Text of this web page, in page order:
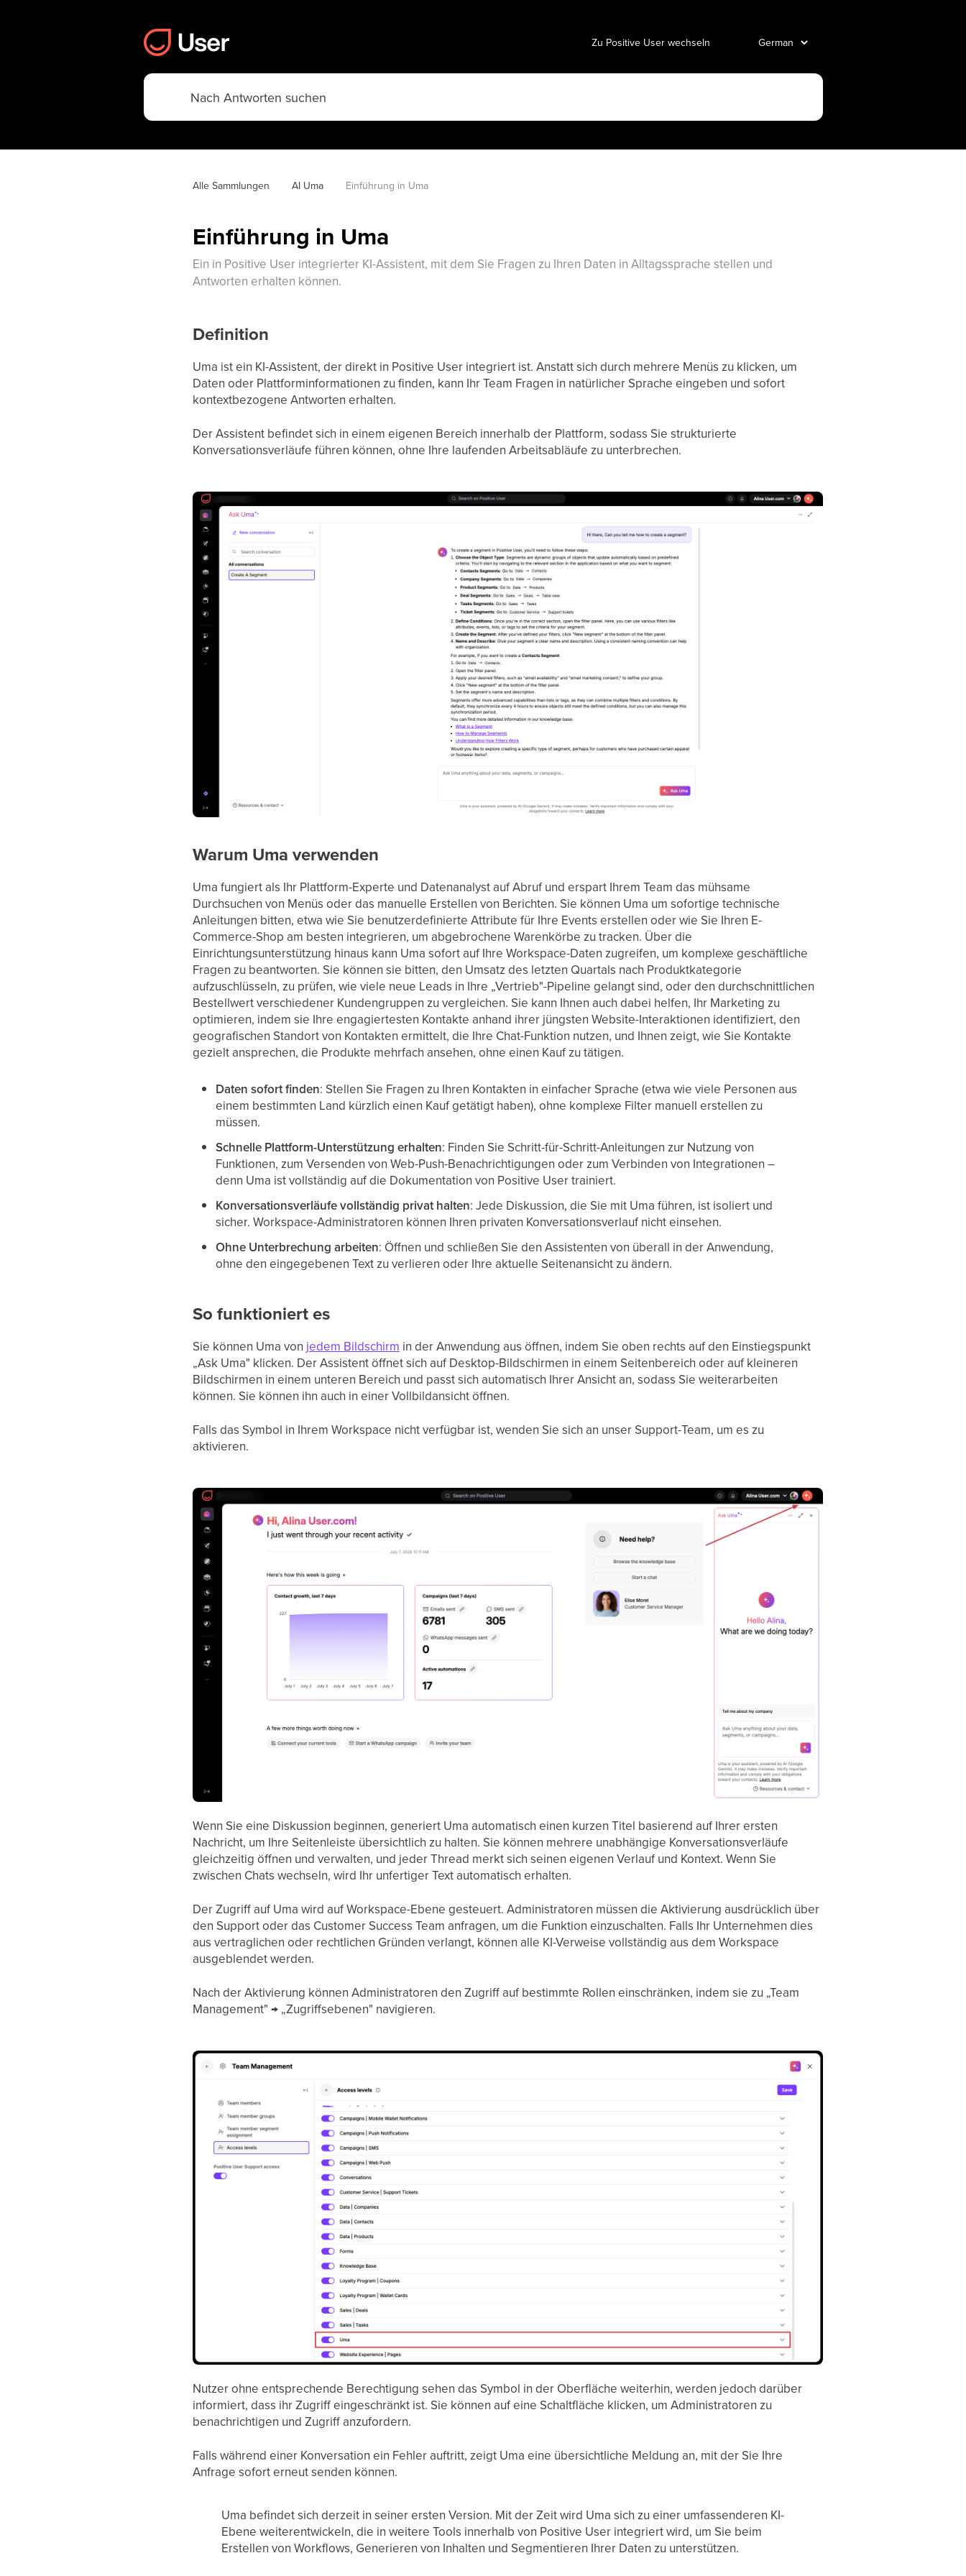
Zu Positive User wechseln
Alle Sammlungen AI Uma Einführung in Uma
Einführung in Uma
Ein in Positive User integrierter KI-Assistent, mit dem Sie Fragen zu Ihren Daten in Alltagssprache stellen und
Antworten erhalten können.
Definition
Uma ist ein KI-Assistent, der direkt in Positive User integriert ist. Anstatt sich durch mehrere Menüs zu klicken, um
Daten oder Plattforminformationen zu finden, kann Ihr Team Fragen in natürlicher Sprache eingeben und sofort
kontextbezogene Antworten erhalten.
Der Assistent befindet sich in einem eigenen Bereich innerhalb der Plattform, sodass Sie strukturierte
Konversationsverläufe führen können, ohne Ihre laufenden Arbeitsabläufe zu unterbrechen.
Warum Uma verwenden
Uma fungiert als Ihr Plattform-Experte und Datenanalyst auf Abruf und erspart Ihrem Team das mühsame
Durchsuchen von Menüs oder das manuelle Erstellen von Berichten. Sie können Uma um sofortige technische
Anleitungen bitten, etwa wie Sie benutzerdefinierte Attribute für Ihre Events erstellen oder wie Sie Ihren E-
Commerce-Shop am besten integrieren, um abgebrochene Warenkörbe zu tracken. Über die
Einrichtungsunterstützung hinaus kann Uma sofort auf Ihre Workspace-Daten zugreifen, um komplexe geschäftliche
Fragen zu beantworten. Sie können sie bitten, den Umsatz des letzten Quartals nach Produktkategorie
aufzuschlüsseln, zu prüfen, wie viele neue Leads in Ihre „Vertrieb"-Pipeline gelangt sind, oder den durchschnittlichen
Bestellwert verschiedener Kundengruppen zu vergleichen. Sie kann Ihnen auch dabei helfen, Ihr Marketing zu
optimieren, indem sie Ihre engagiertesten Kontakte anhand ihrer jüngsten Website-Interaktionen identifiziert, den
geografischen Standort von Kontakten ermittelt, die Ihre Chat-Funktion nutzen, und Ihnen zeigt, wie Sie Kontakte
gezielt ansprechen, die Produkte mehrfach ansehen, ohne einen Kauf zu tätigen.
Daten sofort finden: Stellen Sie Fragen zu Ihren Kontakten in einfacher Sprache (etwa wie viele Personen aus
einem bestimmten Land kürzlich einen Kauf getätigt haben), ohne komplexe Filter manuell erstellen zu
müssen.
Schnelle Plattform-Unterstützung erhalten: Finden Sie Schritt-für-Schritt-Anleitungen zur Nutzung von
Funktionen, zum Versenden von Web-Push-Benachrichtigungen oder zum Verbinden von Integrationen –
denn Uma ist vollständig auf die Dokumentation von Positive User trainiert.
Konversationsverläufe vollständig privat halten: Jede Diskussion, die Sie mit Uma führen, ist isoliert und
sicher. Workspace-Administratoren können Ihren privaten Konversationsverlauf nicht einsehen.
Ohne Unterbrechung arbeiten: Öffnen und schließen Sie den Assistenten von überall in der Anwendung,
ohne den eingegebenen Text zu verlieren oder Ihre aktuelle Seitenansicht zu ändern.
So funktioniert es
Sie können Uma von jedem Bildschirm in der Anwendung aus öffnen, indem Sie oben rechts auf den Einstiegspunkt
„Ask Uma" klicken. Der Assistent öffnet sich auf Desktop-Bildschirmen in einem Seitenbereich oder auf kleineren
Bildschirmen in einem unteren Bereich und passt sich automatisch Ihrer Ansicht an, sodass Sie weiterarbeiten
können. Sie können ihn auch in einer Vollbildansicht öffnen.
Falls das Symbol in Ihrem Workspace nicht verfügbar ist, wenden Sie sich an unser Support-Team, um es zu
aktivieren.
Wenn Sie eine Diskussion beginnen, generiert Uma automatisch einen kurzen Titel basierend auf Ihrer ersten
Nachricht, um Ihre Seitenleiste übersichtlich zu halten. Sie können mehrere unabhängige Konversationsverläufe
gleichzeitig öffnen und verwalten, und jeder Thread merkt sich seinen eigenen Verlauf und Kontext. Wenn Sie
zwischen Chats wechseln, wird Ihr unfertiger Text automatisch erhalten.
Der Zugriff auf Uma wird auf Workspace-Ebene gesteuert. Administratoren müssen die Aktivierung ausdrücklich über
den Support oder das Customer Success Team anfragen, um die Funktion einzuschalten. Falls Ihr Unternehmen dies
aus vertraglichen oder rechtlichen Gründen verlangt, können alle KI-Verweise vollständig aus dem Workspace
ausgeblendet werden.
Nach der Aktivierung können Administratoren den Zugriff auf bestimmte Rollen einschränken, indem sie zu „Team
Management" → „Zugriffsebenen" navigieren.
Nutzer ohne entsprechende Berechtigung sehen das Symbol in der Oberfläche weiterhin, werden jedoch darüber
informiert, dass ihr Zugriff eingeschränkt ist. Sie können auf eine Schaltfläche klicken, um Administratoren zu
benachrichtigen und Zugriff anzufordern.
Falls während einer Konversation ein Fehler auftritt, zeigt Uma eine übersichtliche Meldung an, mit der Sie Ihre
Anfrage sofort erneut senden können.
Uma befindet sich derzeit in seiner ersten Version. Mit der Zeit wird Uma sich zu einer umfassenderen KI-
Ebene weiterentwickeln, die in weitere Tools innerhalb von Positive User integriert wird, um Sie beim
Erstellen von Workflows, Generieren von Inhalten und Segmentieren Ihrer Daten zu unterstützen.